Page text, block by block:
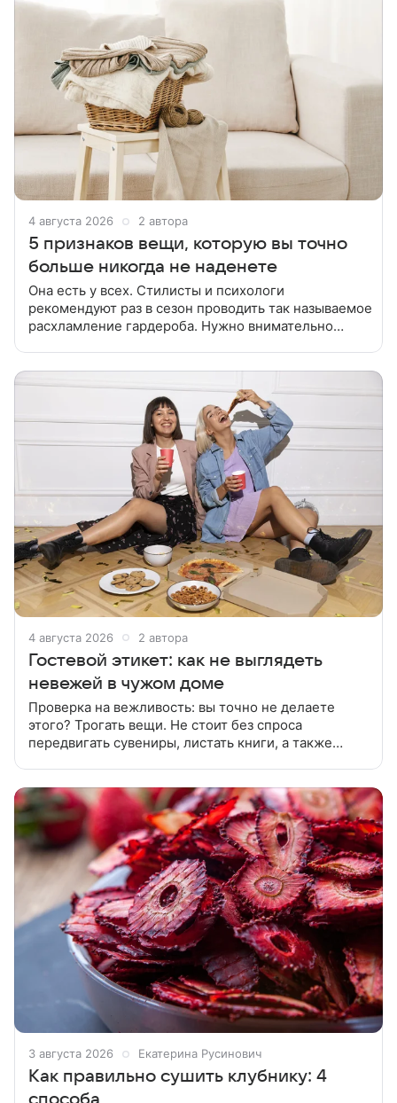
4 августа 2026 2 автора
5 признаков вещи, которую вы точно
больше никогда не наденете
Она есть у всех. Стилисты и психологи
рекомендуют раз в сезон проводить так называемое
расхламление гардероба. Нужно внимательно
4 августа 2026 2 автора
Гостевой этикет: как не выглядеть
невежей в чужом доме
Проверка на вежливость: вы точно не делаете
этого? Трогать вещи. Не стоит без спроса
передвигать сувениры, листать книги, а также
3 августа 2026 Екатерина Русинович
Как правильно сушить клубнику: 4